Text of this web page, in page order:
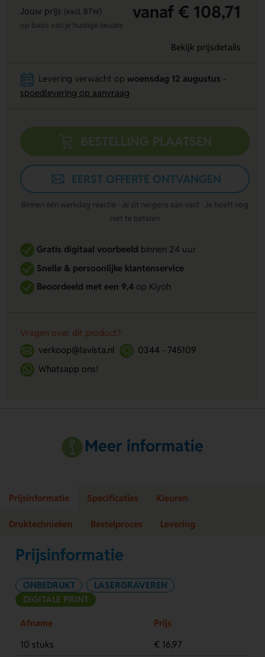
Jouw prijs (excl. BTW) vanaf € 108,71
op basis van je huidige keuzes
Bekijk prijsdetails
Levering verwacht op woensdag 12 augustus
spoedlevering op aanvraag
BESTELLING PLAATSEN
EERST OFFERTE ONTVANGEN
Binnen één werkdag reactie · Je zit nergens aan vast · Je hoeft nog
niet te betalen
Gratis digitaal voorbeeldbinnen 24 uur
Snelle & persoonlijke klantenservice
Beoordeeld met een 9,4op Kiyoh
Vragen over dit product?
verkoop@lavista.nl
0344 - 745109
Whatsapp ons!
Meer informatie
Prijsinformatie Specificaties Kleuren
Druktechnieken Bestelproces Levering
Prijsinformatie
ONBEDRUKT
LASERGRAVEREN
DIGITALE PRINT
Afname
Prijs
10 stuks
€ 16,97